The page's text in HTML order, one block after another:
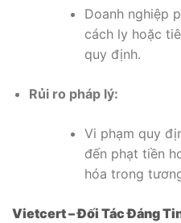
Doanh nghiệp
cách ly hoặc
quy định.
Rủi ro pháp lý:
Vi phạm quy
đến phạt tiền
hóa trong
Vietcert – Đối Tác Đáng